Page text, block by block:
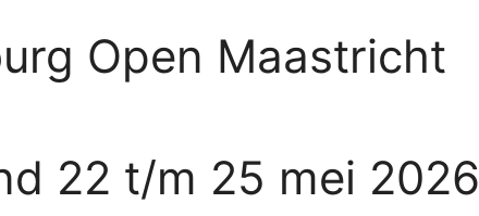
Open Maastricht
22 t/m 25 mei 2026